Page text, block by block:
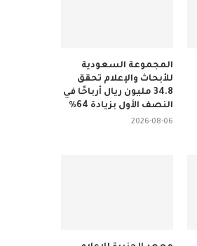
المجموعة السعودية
للأبحاث والإعلام تحقق
34.8 مليون ريال أرباحًا في
النصف الأول بزيادة 64%
2026-08-06